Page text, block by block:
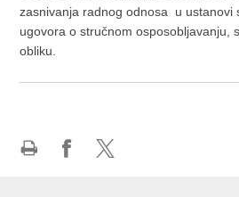
zasnivanja radnog odnosa u ustanovi
ugovora o stručnom osposobljavanju,
obliku.